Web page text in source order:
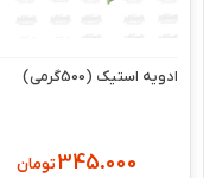
ادویه استیک (500گرمی)
345.000تومان